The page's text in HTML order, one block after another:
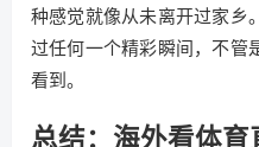
种感觉就像从未离开过家乡
过任何一个精彩瞬间，不管
看到。
总结：海外看体